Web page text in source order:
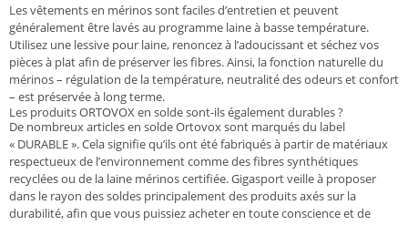
Les vêtements en mérinos sont faciles d’entretien et peuvent
généralement être lavés au programme laine à basse température.
Utilisez une lessive pour laine, renoncez à l’adoucissant et séchez vos
pièces à plat afin de préserver les fibres. Ainsi, la fonction naturelle du
mérinos – régulation de la température, neutralité des odeurs et confort
– est préservée à long terme.
Les produits ORTOVOX en solde sont-ils également durables ?
De nombreux articles en solde Ortovox sont marqués du label
« DURABLE ». Cela signifie qu’ils ont été fabriqués à partir de matériaux
respectueux de l’environnement comme des fibres synthétiques
recyclées ou de la laine mérinos certifiée. Gigasport veille à proposer
dans le rayon des soldes principalement des produits axés sur la
durabilité, afin que vous puissiez acheter en toute conscience et de